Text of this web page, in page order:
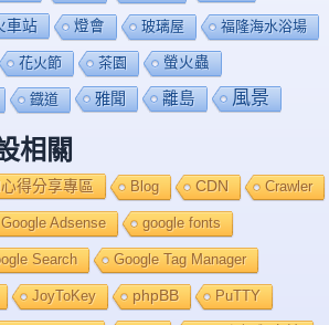
車站 燈會 玻璃屋 福隆海水浴場
花火節 茶園 螢火蟲
鐡道 雅聞 離島 風景
相關
得分享專區 Blog CDN Crawler
Google Adsense google fonts
Search Google Tag Manager
JoyToKey phpBB PuTTY